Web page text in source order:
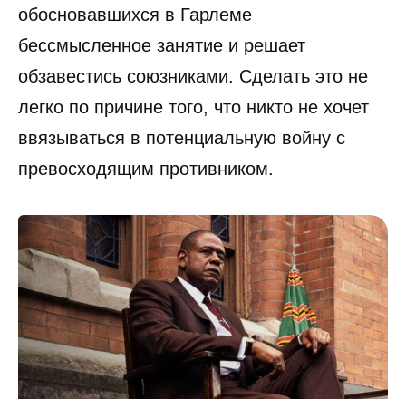
обосновавшихся в Гарлеме
бессмысленное занятие и решает
обзавестись союзниками. Сделать это не
легко по причине того, что никто не хочет
ввязываться в потенциальную войну с
превосходящим противником.